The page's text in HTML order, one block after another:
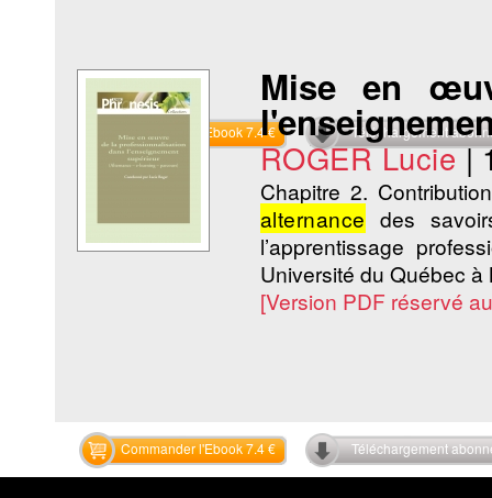
Commander l'Ebook 7.4 € Téléchargement
Mise en
ROGER Lucie |
Chapitre 2.
alternance des
l’apprentissage
Université du Québec à
[Version PDF réservé
Commander l'Ebook 7.4 € Téléchargement